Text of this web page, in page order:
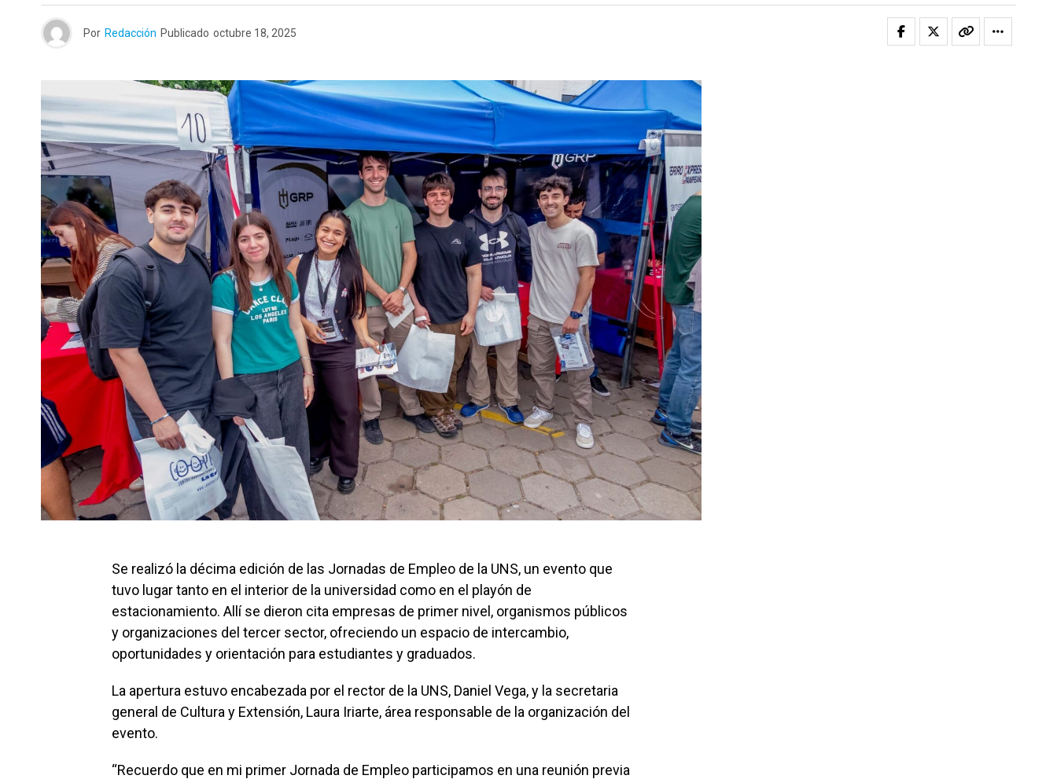
Por Redacción Publicado octubre 18, 2025
Se realizó la décima edición de las Jornadas de Empleo de la UNS, un evento que
tuvo lugar tanto en el interior de la universidad como en el playón de
estacionamiento. Allí se dieron cita empresas de primer nivel, organismos públicos
y organizaciones del tercer sector, ofreciendo un espacio de intercambio,
oportunidades y orientación para estudiantes y graduados.
La apertura estuvo encabezada por el rector de la UNS, Daniel Vega, y la secretaria
general de Cultura y Extensión, Laura Iriarte, área responsable de la organización del
evento.
“Recuerdo que en mi primer Jornada de Empleo participamos en una reunión previa